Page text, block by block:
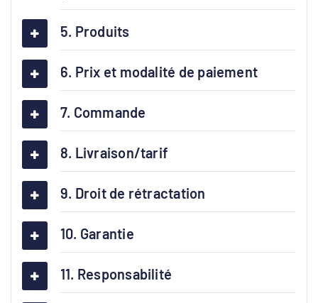
5. Produits
6. Prix et modalité de paiement
7. Commande
8. Livraison/tarif
9. Droit de rétractation
10. Garantie
11. Responsabilité